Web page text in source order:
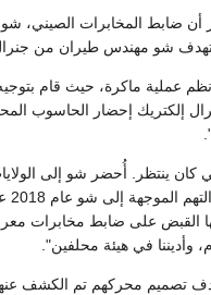
أن ضابط المخابرات الصيني،
شو مهندس طيران من
عملية ماكرة، حيث قام
إلكتريك إحضار الحاسوب
القبض على ضابط مخابرات
وأديننا في هيئة محلفين".
تصميم محركهم تم الكشف